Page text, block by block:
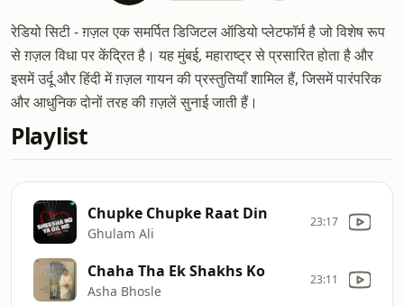
रेडियो सिटी - ग़ज़ल एक समर्पित डिजिटल ऑडियो प्लेटफॉर्म है जो विशेष रूप
से ग़ज़ल विधा पर केंद्रित है। यह मुंबई, महाराष्ट्र से प्रसारित होता है और
इसमें उर्दू और हिंदी में ग़ज़ल गायन की प्रस्तुतियाँ शामिल हैं, जिसमें पारंपरिक
और आधुनिक दोनों तरह की ग़ज़लें सुनाई जाती हैं।
Playlist
Chupke Chupke Raat Din
Ghulam Ali
23:17
Chaha Tha Ek Shakhs Ko
Asha Bhosle
23:11